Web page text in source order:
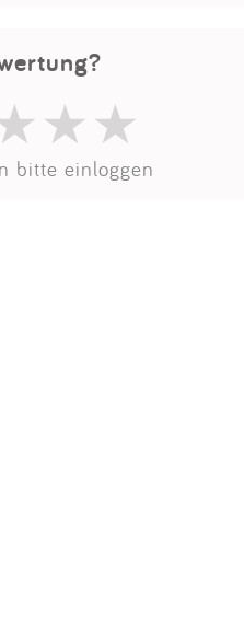
bitte einloggen